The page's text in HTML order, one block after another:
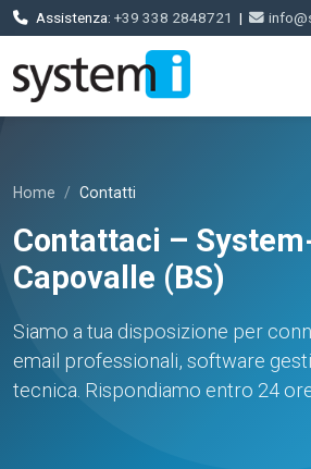
Assistenza: +39 338 2848721 |
Home Contatti
Contattaci –
Capovalle (BS)
Siamo a tua disposizione per
email professionali, software
tecnica. Rispondiamo entro 24